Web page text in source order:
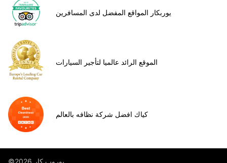
يوربكار المواقع المفضل لدى المسافرين
الموقع الرائد عالميا لتأجير السيارات
كياك افضل شركة نظافه بالعالم
©يوروب كار 2026